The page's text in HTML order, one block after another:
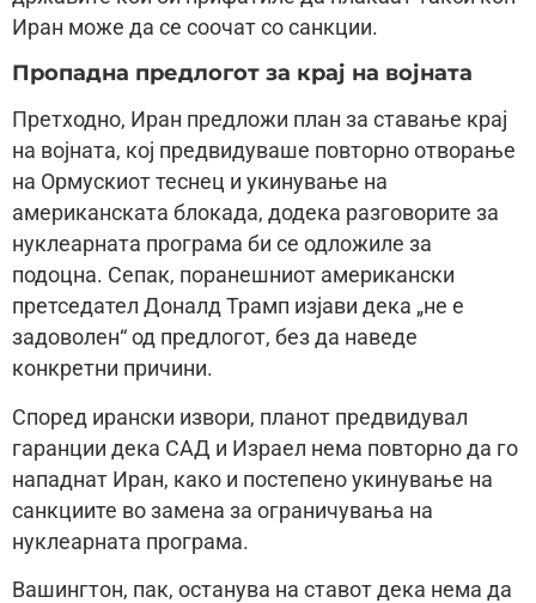
Иран може да се соочат со санкции.
Пропадна предлогот за крај на војната
Претходно, Иран предложи план за ставање крај
на војната, кој предвидуваше повторно отворање
на Ормускиот теснец и укинување на
американската блокада, додека разговорите за
нуклеарната програма би се одложиле за
подоцна. Сепак, поранешниот американски
претседател Доналд Трамп изјави дека „не е
задоволен“ од предлогот, без да наведе
конкретни причини.
Според ирански извори, планот предвидувал
гаранции дека САД и Израел нема повторно да го
нападнат Иран, како и постепено укинување на
санкциите во замена за ограничувања на
нуклеарната програма.
Вашингтон, пак, останува на ставот дека нема да